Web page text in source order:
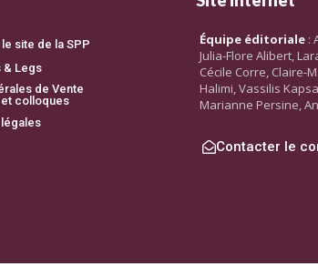
site de la SPP
& Legs
de Vente
colloques
Équipe éditoriale :
Julia-Flore Alibert,
Cécile Corre, Claire-
Halimi, Vassilis
Marianne Persine,
Contacter le